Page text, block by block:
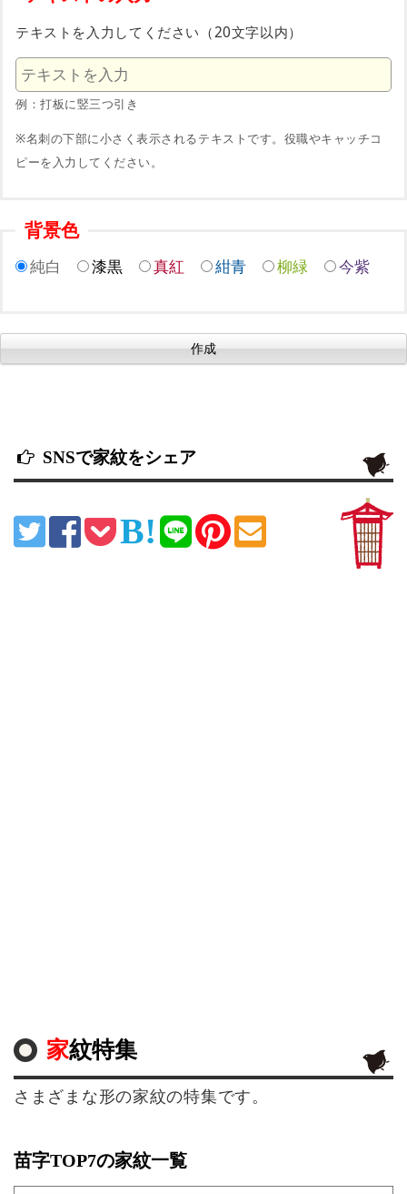
テキストを入力してください（20文字以内）
例：打板に竪三つ引き
※名刺の下部に小さく表示されるテキストです。役職やキャッチコ
ピーを入力してください。
背景色
純白 漆黒 真紅 紺青 柳緑 今紫
SNSで家紋をシェア
家紋特集
さまざまな形の家紋の特集です。
苗字TOP7の家紋一覧